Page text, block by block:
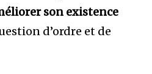
son existence
d’ordre et de